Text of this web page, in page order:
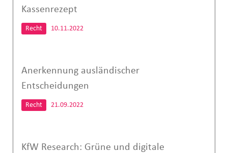
Kassenrezept
Recht 10.11.2022
Anerkennung ausländischer
Entscheidungen
Recht 21.09.2022
KfW Research: Grüne und digitale